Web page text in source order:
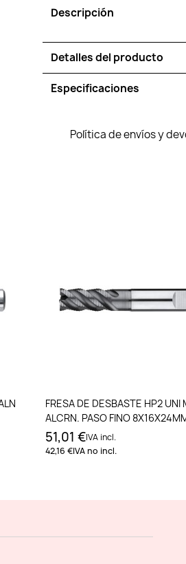
Descripción
Detalles del producto
Especificaciones
Política de envíos y
Añadir al
FRESA DE DESBASTE HP2
ALCRN. PASO FINO
51,01 €IVA incl.
42,16 €IVA no incl.